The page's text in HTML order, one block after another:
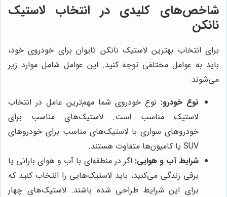
شاخص‌های کلیدی در انتخاب لاستیک
نانکن
برای انتخاب بهترین لاستیک نانکن تایوان برای خودروی خود،
باید به عوامل مختلفی توجه کنید. این عوامل شامل موارد زیر
می‌شوند:
نوع خودرو: نوع خودروی شما مهم‌ترین عامل در انتخاب
لاستیک مناسب است. لاستیک‌های مناسب برای
خودروهای سواری با لاستیک‌های مناسب برای خودروهای
SUV یا کامیون‌ها متفاوت هستند.
شرایط آب و هوایی: اگر در منطقه‌ای با آب و هوای بارانی یا
برفی زندگی می‌کنید، باید لاستیک‌هایی را انتخاب کنید که
برای این شرایط طراحی شده باشند. لاستیک‌های چهار